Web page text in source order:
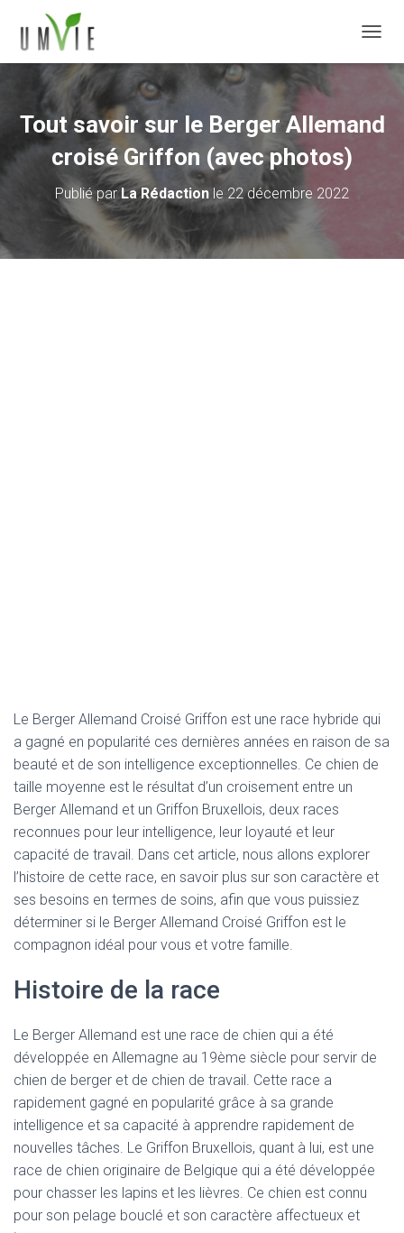
Tout savoir sur le Berger Allemand
croisé Griffon (avec photos)
Publié parLa Rédaction le 22 décembre 2022
Le Berger Allemand Croisé Griffon est une race hybride qui
a gagné en popularité ces dernières années en raison de sa
beauté et de son intelligence exceptionnelles. Ce chien de
taille moyenne est le résultat d’un croisement entre un
Berger Allemand et un Griffon Bruxellois, deux races
reconnues pour leur intelligence, leur loyauté et leur
capacité de travail. Dans cet article, nous allons explorer
l’histoire de cette race, en savoir plus sur son caractère et
ses besoins en termes de soins, afin que vous puissiez
déterminer si le Berger Allemand Croisé Griffon est le
compagnon idéal pour vous et votre famille.
Histoire de la race
Le Berger Allemand est une race de chien qui a été
développée en Allemagne au 19ème siècle pour servir de
chien de berger et de chien de travail. Cette race a
rapidement gagné en popularité grâce à sa grande
intelligence et sa capacité à apprendre rapidement de
nouvelles tâches. Le Griffon Bruxellois, quant à lui, est une
race de chien originaire de Belgique qui a été développée
pour chasser les lapins et les lièvres. Ce chien est connu
pour son pelage bouclé et son caractère affectueux et